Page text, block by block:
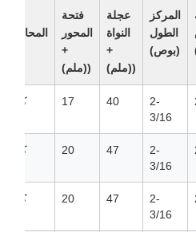
المركز
الطول
(بوص)
عجلة
النواة
+
((ملم)
فتحة
المحور
+
((ملم)
المحامل
2-
3/16
40
17 كرة
2-
3/16
47
20 كرة
2-
3/16
47
20 كرة